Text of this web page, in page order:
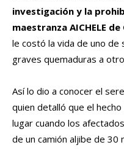
investigación y la
maestranza AICHELE de
le costó la vida de uno
graves quemaduras a
Así lo dio a conocer el
quien detalló que el
lugar cuando los
de un camión aljibe de 30